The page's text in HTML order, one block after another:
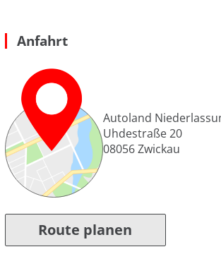
Anfahrt
Autoland
Uhdestraße 20
08056Zwickau
Route planen